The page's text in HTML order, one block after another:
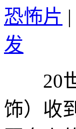
恐怖片 |
发
20世
饰）收